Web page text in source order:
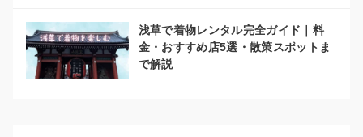
浅草で着物レンタル完全ガイド｜料
金・おすすめ店5選・散策スポットま
で解説